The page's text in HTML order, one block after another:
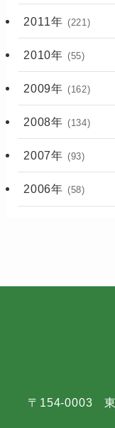
2011年 (221)
2010年 (55)
2009年 (162)
2008年 (134)
2007年 (93)
2006年 (58)
〒154-0003 東